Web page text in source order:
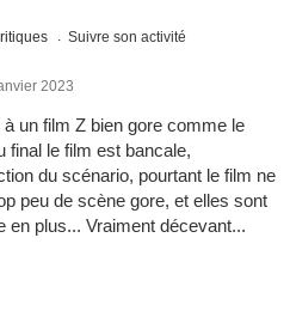
Suivre son activité
2023
un film Z bien gore comme le
final le film est bancale,
du scénario, pourtant le film ne
peu de scène gore, et elles sont
en plus... Vraiment décevant...